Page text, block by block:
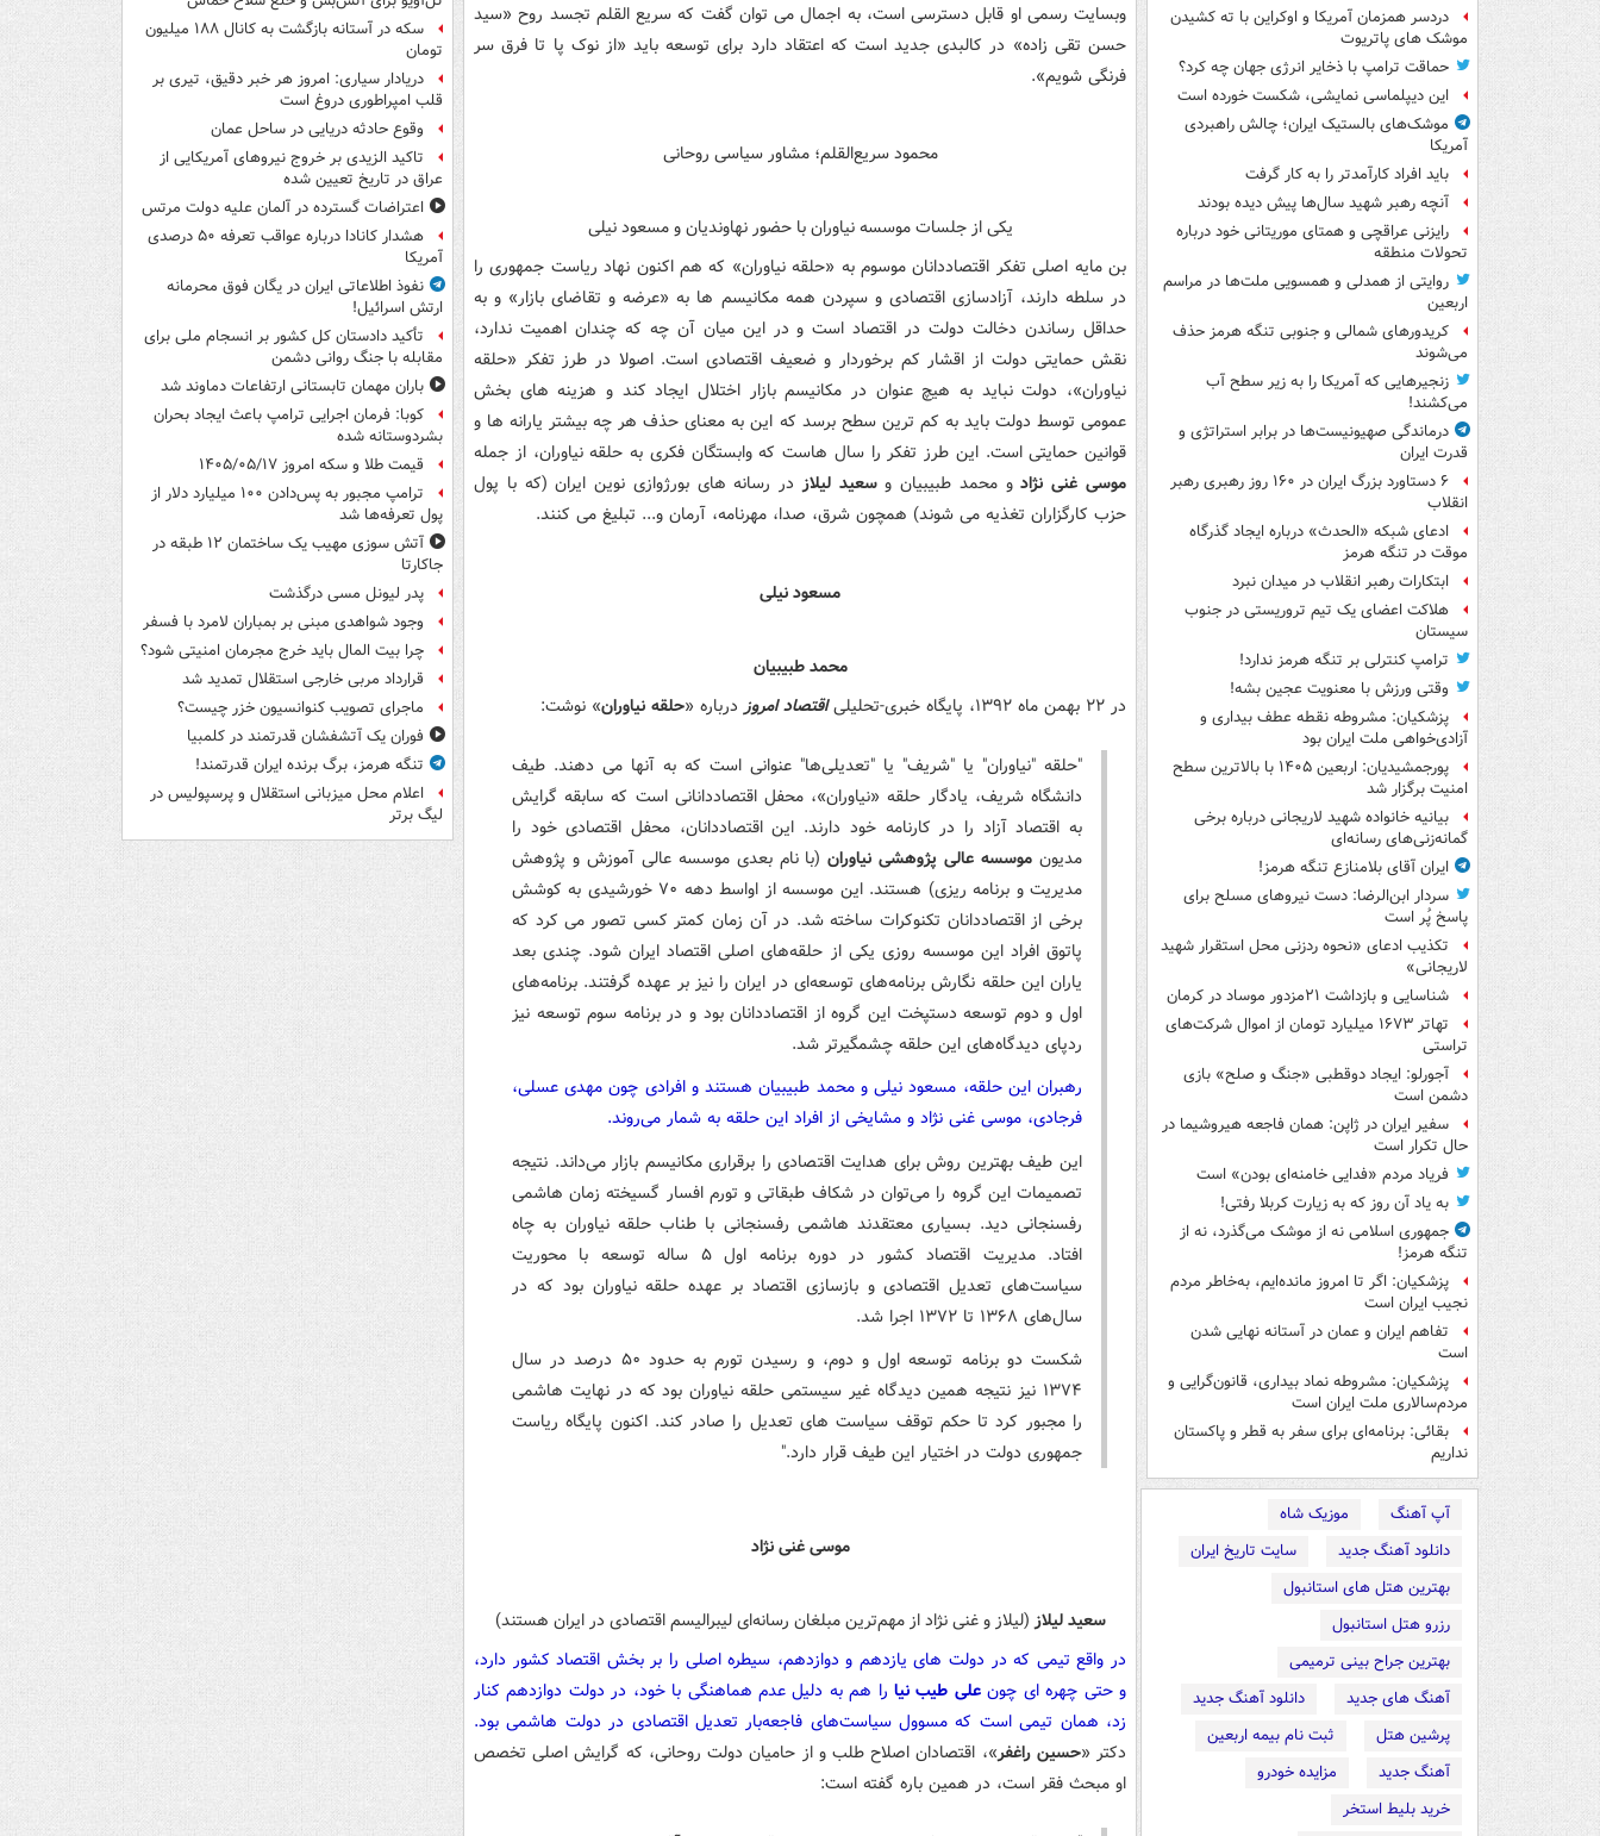
دردسر همزمان آمریکا و اوکراین با ته کشیدن
موشک های پاتریوت
حماقت ترامپ با ذخایر انرژی جهان چه کرد؟
این دیپلماسی نمایشی، شکست خورده است
موشک‌های بالستیک ایران؛ چالش راهبردی
آمریکا
باید افراد کارآمدتر را به کار گرفت
آنچه رهبر شهید سال‌ها پیش دیده بودند
رایزنی عراقچی و همتای موریتانی خود درباره
تحولات منطقه
روایتی از همدلی و همسویی ملت‌ها در مراسم
اربعین
کریدورهای شمالی و جنوبی تنگه هرمز حذف
می‌شوند
زنجیرهایی که آمریکا را به زیر سطح آب
می‌کشند!
درماندگی صهیونیست‌ها در برابر استراتژی و
قدرت ایران
۶ دستاورد بزرگ ایران در ۱۶۰ روز رهبری رهبر
انقلاب
ادعای شبکه «الحدث» درباره ایجاد گذرگاه
موقت در تنگه هرمز
ابتکارات رهبر انقلاب در میدان نبرد
هلاکت اعضای یک تیم تروریستی در جنوب
سیستان
ترامپ کنترلی بر تنگه هرمز ندارد!
وقتی ورزش با معنویت عجین بشه!
پزشکیان: مشروطه نقطه عطف بیداری و
آزادی‌خواهی ملت ایران بود
پورجمشیدیان: اربعین ۱۴۰۵ با بالاترین سطح
امنیت برگزار شد
بیانیه خانواده شهید لاریجانی درباره برخی
گمانه‌زنی‌های رسانه‌ای
ایران آقای بلامنازع تنگه هرمز!
سردار ابن‌الرضا: دست نیروهای مسلح برای
پاسخ پُر است
تکذیب ادعای «نحوه ردزنی محل استقرار شهید
لاریجانی»
شناسایی و بازداشت ۲۱مزدور موساد در کرمان
تهاتر ۱۶۷۳ میلیارد تومان از اموال شرکت‌های
تراستی
آجورلو: ایجاد دوقطبی «جنگ و صلح‌» بازی
دشمن است
سفیر ایران در ژاپن: همان فاجعه هیروشیما در
حال تکرار است
فریاد مردم «فدایی خامنه‌ای بودن» است
به یاد آن روز که به زیارت کربلا رفتی!
جمهوری اسلامی نه از موشک می‌گذرد، نه از
تنگه هرمز!
پزشکیان: اگر تا امروز مانده‌ایم، به‌خاطر مردم
نجیب ایران است
تفاهم ایران و عمان در آستانه نهایی شدن
است
پزشکیان: مشروطه نماد بیداری، قانون‌گرایی و
مردم‌سالاری ملت ایران است
بقائی: برنامه‌ای برای سفر به قطر و پاکستان
نداریم
آپ آهنگ
موزیک شاه
دانلود آهنگ جدید
سایت تاریخ ایران
بهترین هتل های استانبول
رزرو هتل استانبول
بهترین جراح بینی ترمیمی
آهنگ های جدید
دانلود آهنگ جدید
پرشین هتل
ثبت نام بیمه اربعین
آهنگ جدید
مزایده خودرو
خرید بلیط استخر
وبسایت رسمی او قابل دسترسی است، به اجمال می توان گفت که سریع القلم تجسد روح «سید
حسن تقی زاده» در کالبدی جدید است که اعتقاد دارد برای توسعه باید «از نوک پا تا فرق سر
فرنگی شویم».
محمود سریع‌القلم؛ مشاور سیاسی روحانی
یکی از جلسات موسسه نیاوران با حضور نهاوندیان و مسعود نیلی
بن مایه اصلی تفکر اقتصاددانان موسوم به «حلقه نیاوران» که هم اکنون نهاد ریاست جمهوری را
در سلطه دارند، آزادسازی اقتصادی و سپردن همه مکانیسم ها به «عرضه و تقاضای بازار» و به
حداقل رساندن دخالت دولت در اقتصاد است و در این میان آن چه که چندان اهمیت ندارد،
نقش حمایتی دولت از اقشار کم برخوردار و ضعیف اقتصادی است. اصولا در طرز تفکر «حلقه
نیاوران»، دولت نباید به هیچ عنوان در مکانیسم بازار اختلال ایجاد کند و هزینه های بخش
عمومی توسط دولت باید به کم ترین سطح برسد که این به معنای حذف هر چه بیشتر یارانه ها و
قوانین حمایتی است. این طرز تفکر را سال هاست که وابستگان فکری به حلقه نیاوران، از جمله
موسی غنی نژادو محمد طبیبیان وسعید لیلازدر رسانه های بورژوازی نوین ایران (که با پول
حزب کارگزاران تغذیه می شوند) همچون شرق، صدا، مهرنامه، آرمان و... تبلیغ می کنند.
مسعود نیلی
محمد طبیبیان
در ۲۲ بهمن ماه ۱۳۹۲، پایگاه خبری-تحلیلی
اقتصاد امروز درباره «حلقه نیاوران» نوشت:
"حلقه "نیاوران" یا "شریف" یا "تعدیلی‌ها" عنوانی است که به آنها می دهند. طیف
دانشگاه شریف، یادگار حلقه «نیاوران»، محفل اقتصاددانانی است که سابقه گرایش
به اقتصاد آزاد را در کارنامه خود دارند. این اقتصاددانان، محفل اقتصادی خود را
مدیون موسسه عالی پژوهشی نیاوران(با نام بعدی موسسه عالی آموزش و پژوهش
مدیریت و برنامه ریزی) هستند. این موسسه از اواسط دهه ۷۰ خورشیدی به کوشش
برخی از اقتصاددانان تکنوکرات ساخته شد. در آن زمان کمتر کسی تصور می کرد که
پاتوق افراد این موسسه روزی یکی از حلقه‌های اصلی اقتصاد ایران شود. چندی بعد
یاران این حلقه نگارش برنامه‌های توسعه‌ای در ایران را نیز بر عهده گرفتند. برنامه‌های
اول و دوم توسعه دستپخت این گروه از اقتصاددانان بود و در برنامه سوم توسعه نیز
ردپای دیدگاه‌های این حلقه چشمگیرتر شد.
رهبران این حلقه، مسعود نیلی و محمد طبیبیان هستند و افرادی چون مهدی عسلی،
فرجادی، موسی غنی نژاد و مشایخی از افراد این حلقه به شمار می‌روند.
این طیف بهترین روش برای هدایت اقتصادی را برقراری مکانیسم بازار می‌داند. نتیجه
تصمیمات این گروه را می‌توان در شکاف طبقاتی و تورم افسار گسیخته زمان هاشمی
رفسنجانی دید. بسیاری معتقدند هاشمی رفسنجانی با طناب حلقه نیاوران به چاه
افتاد. مدیریت اقتصاد کشور در دوره برنامه اول ۵ ساله توسعه با محوریت
سیاست‌های تعدیل اقتصادی و بازسازی اقتصاد بر عهده حلقه نیاوران بود که در
سال‌های ۱۳۶۸ تا ۱۳۷۲ اجرا شد.
شکست دو برنامه توسعه اول و دوم،‌ و رسیدن تورم به حدود ۵۰ درصد در سال
۱۳۷۴ نیز نتیجه همین دیدگاه غیر سیستمی حلقه نیاوران بود که در نهایت هاشمی
را مجبور کرد تا حکم توقف سیاست های تعدیل را صادر کند. اکنون پایگاه ریاست
جمهوری دولت در اختیار این طیف قرار دارد."
موسی غنی نژاد
سعید لیلاز(لیلاز و غنی نژاد از مهم‌ترین مبلغان رسانه‌ای لیبرالیسم اقتصادی در ایران هستند)
در واقع تیمی که در دولت های یازدهم و دوازدهم، سیطره اصلی را بر بخش اقتصاد کشور دارد،
و حتی چهره ای چونعلی طیب نیارا هم به دلیل عدم هماهنگی با خود، در دولت دوازدهم کنار
زد، همان تیمی است که مسوول سیاست‌های فاجعه‌بار تعدیل اقتصادی در دولت هاشمی بود.
دکتر «حسین راغفر»، اقتصادان اصلاح طلب و از حامیان دولت روحانی، که گرایش اصلی تخصص
او مبحث فقر است، در همین باره گفته است:
سکه در آستانه بازگشت به کانال ۱۸۸ میلیون
تومان
دریادار سیاری: امروز هر خبر دقیق، تیری بر
قلب امپراطوری دروغ است
وقوع حادثه دریایی در ساحل عمان
تاکید الزیدی بر خروج نیروهای آمریکایی از
عراق در تاریخ تعیین شده
اعتراضات گسترده در آلمان علیه دولت مرتس
هشدار کانادا درباره عواقب تعرفه ۵۰ درصدی
آمریکا
نفوذ اطلاعاتی ایران در یگان فوق محرمانه
ارتش اسرائیل!
تأکید دادستان کل کشور بر انسجام ملی برای
مقابله با جنگ روانی دشمن
باران مهمان تابستانی ارتفاعات دماوند شد
کوبا: فرمان اجرایی ترامپ باعث ایجاد بحران
بشردوستانه شده
قیمت طلا و سکه امروز ۱۴۰۵/۰۵/۱۷
ترامپ مجبور به پس‌دادن ۱۰۰ میلیارد دلار از
پول تعرفه‌ها شد
آتش سوزی مهیب یک ساختمان ۱۲ طبقه در
جاکارتا
پدر لیونل مسی درگذشت
وجود شواهدی مبنی بر بمباران لامرد با فسفر
چرا بیت المال باید خرج مجرمان امنیتی شود؟
قرارداد مربی خارجی استقلال تمدید شد
ماجرای تصویب کنوانسیون خزر چیست؟
فوران یک آتشفشان قدرتمند در کلمبیا
تنگه هرمز، برگ برنده ایران قدرتمند!
اعلام محل میزبانی استقلال و پرسپولیس در
لیگ برتر